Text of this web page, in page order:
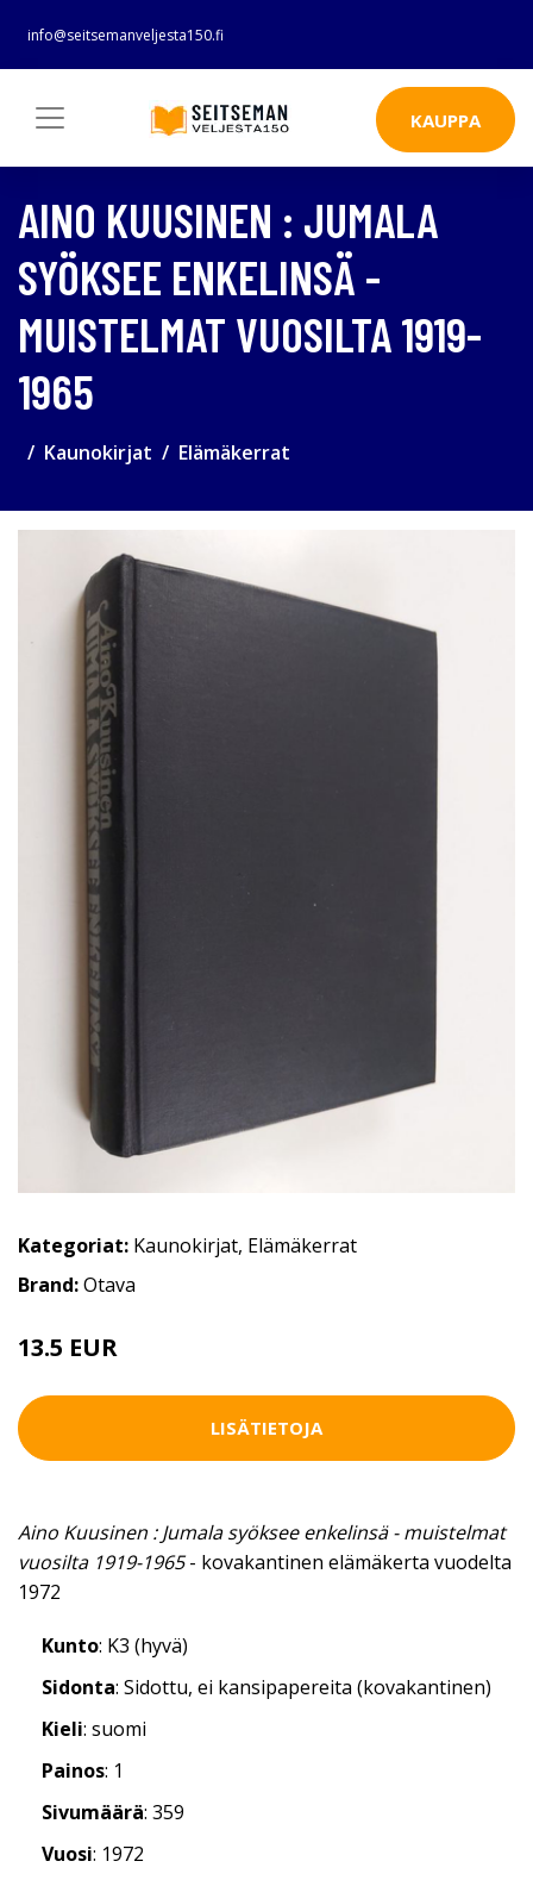
info@seitsemanveljesta150.fi
KAUPPA
AINO KUUSINEN : JUMALA
SYÖKSEE ENKELINSÄ -
MUISTELMAT VUOSILTA 1919-
1965
Kaunokirjat Elämäkerrat
Kategoriat: Kaunokirjat, Elämäkerrat
Brand:Otava
13.5 EUR
LISÄTIETOJA
Aino Kuusinen : Jumala syöksee enkelinsä - muistelmat
vuosilta 1919-1965- kovakantinen elämäkerta vuodelta
1972
Kunto: K3 (hyvä)
Sidonta: Sidottu, ei kansipapereita (kovakantinen)
Kieli: suomi
Painos: 1
Sivumäärä: 359
Vuosi: 1972